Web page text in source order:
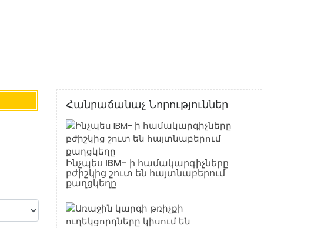
Հանրաճանաչ Նորություններ
Ինչպես IBM- ի համակարգիչները
բժիշկից շուտ են հայտնաբերում
քաղցկեղը